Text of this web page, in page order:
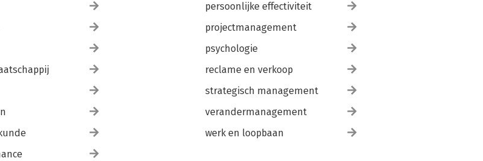
persoonlijke effectiviteit
projectmanagement
psychologie
reclame en verkoop
strategisch management
verandermanagement
werk en loopbaan